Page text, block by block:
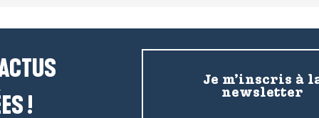
!
Je m’inscris à
newsletter